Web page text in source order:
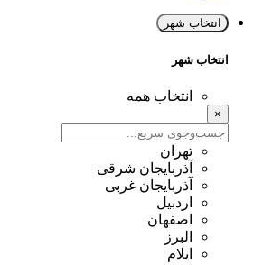
انتخاب شهر
انتخاب شهر
انتخاب همه
×
تهران
آذربایجان شرقی
آذربایجان غربی
اردبیل
اصفهان
البرز
ایلام